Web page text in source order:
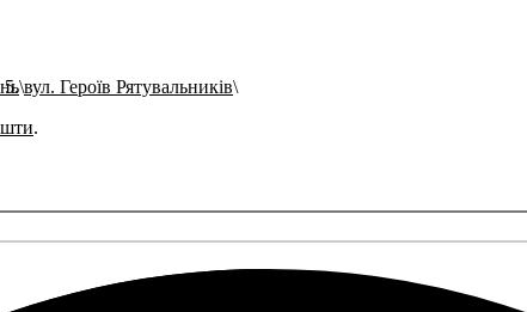
вул. Героїв Рятувальників
.